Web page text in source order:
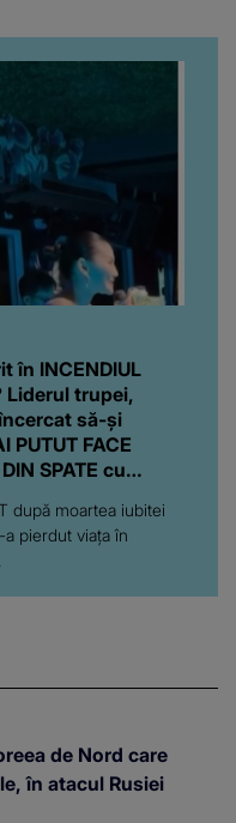
în INCENDIUL
Liderul trupei,
să-și
PUTUT FACE
SPATE cu
după moartea iubitei
pierdut viața în
de Nord care
în atacul Rusiei